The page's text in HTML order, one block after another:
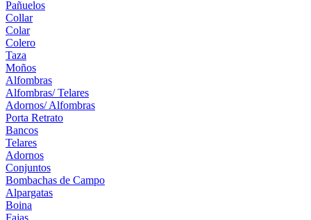
Pañuelos
Collar
Colar
Colero
Taza
Moños
Alfombras
Alfombras/ Telares
Adornos/ Alfombras
Porta Retrato
Bancos
Telares
Adornos
Conjuntos
Bombachas de Campo
Alpargatas
Boina
Fajas